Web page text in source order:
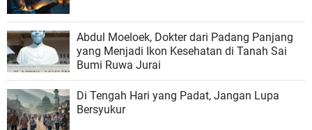
Abdul Moeloek, Dokter dari Padang Panjang
yang Menjadi Ikon Kesehatan di Tanah Sai
Bumi Ruwa Jurai
Di Tengah Hari yang Padat, Jangan Lupa
Bersyukur